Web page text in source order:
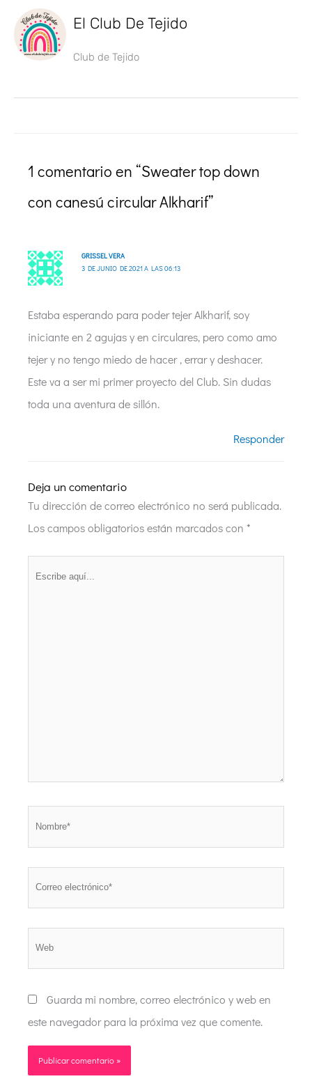
El Club De Tejido
Club de Tejido
1 comentario en “Sweater top down
con canesú circular Alkharif”
GRISSEL VERA
3 DE JUNIO DE 2021 A LAS 06:13
Estaba esperando para poder tejer Alkharif, soy
iniciante en 2 agujas y en circulares, pero como amo
tejer y no tengo miedo de hacer , errar y deshacer.
Este va a ser mi primer proyecto del Club. Sin dudas
toda una aventura de sillón.
Responder
Deja un comentario
Tu dirección de correo electrónico no será publicada.
Los campos obligatorios están marcados con *
Guarda mi nombre, correo electrónico y web en
este navegador para la próxima vez que comente.